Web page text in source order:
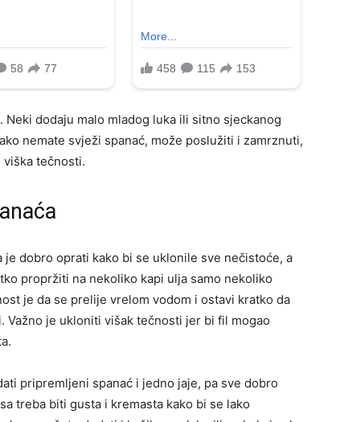
dodaju malo mladog luka ili sitno sjeckanog
nemate svježi spanać, može poslužiti i zamrznuti,
tečnosti.
dobro oprati kako bi se uklonile sve nečistoće, a
propržiti na nekoliko kapi ulja samo nekoliko
je da se prelije vrelom vodom i ostavi kratko da
Važno je ukloniti višak tečnosti jer bi fil mogao
pripremljeni spanać i jedno jaje, pa sve dobro
treba biti gusta i kremasta kako bi se lako